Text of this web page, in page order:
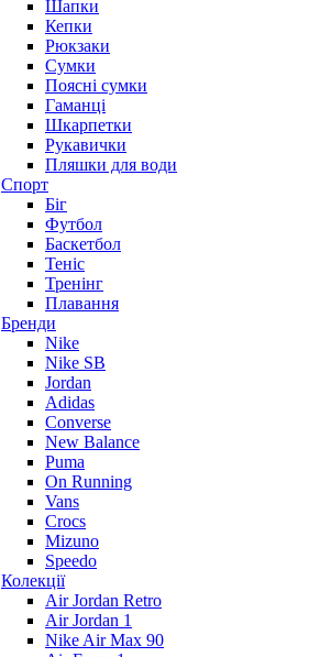
Шапки
Кепки
Рюкзаки
Сумки
Поясні сумки
Гаманці
Шкарпетки
Рукавички
Пляшки для води
Спорт
Біг
Футбол
Баскетбол
Теніс
Тренінг
Плавання
Бренди
Nike
Nike SB
Jordan
Adidas
Converse
New Balance
Puma
On Running
Vans
Crocs
Mizuno
Speedo
Колекції
Air Jordan Retro
Air Jordan 1
Nike Air Max 90